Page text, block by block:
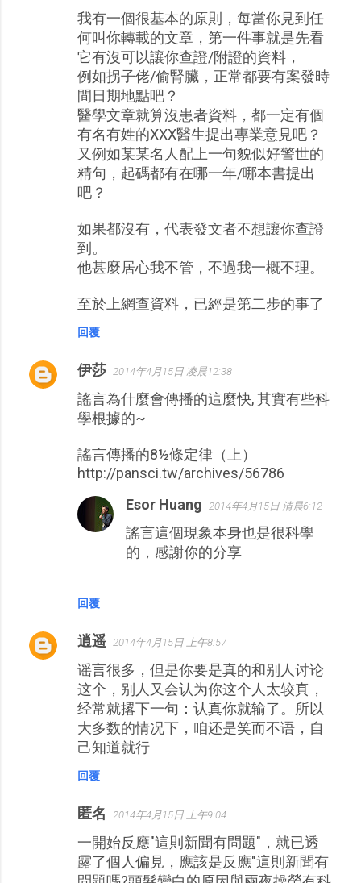
我有一個很基本的原則，每當你見到任
何叫你轉載的文章，第一件事就是先看
它有沒可以讓你查證/附證的資料，
例如拐子佬/偷腎臟，正常都要有案發時
間日期地點吧？
醫學文章就算沒患者資料，都一定有個
有名有姓的XXX醫生提出專業意見吧？
又例如某某名人配上一句貌似好警世的
精句，起碼都有在哪一年/哪本書提出
吧？
如果都沒有，代表發文者不想讓你查證
到。
他甚麼居心我不管，不過我一概不理。
至於上網查資料，已經是第二步的事了
回覆
伊莎 2014年4月15日 凌晨12:38
謠言為什麼會傳播的這麼快, 其實有些科
學根據的~
謠言傳播的8½條定律（上）
http://pansci.tw/archives/56786
回覆
Esor Huang 2014年4月15日 清晨6:12
謠言這個現象本身也是很科學
的，感謝你的分享
逍遥 2014年4月15日 上午8:57
谣言很多，但是你要是真的和别人讨论
这个，别人又会认为你这个人太较真，
经常就撂下一句：认真你就输了。所以
大多数的情况下，咱还是笑而不语，自
己知道就行
回覆
匿名 2014年4月15日 上午9:04
一開始反應"這則新聞有問題"，就已透
露了個人偏見，應該是反應"這則新聞有